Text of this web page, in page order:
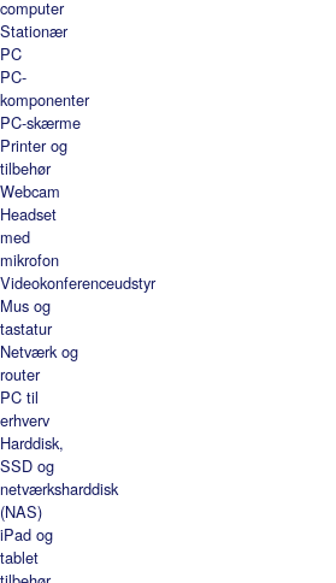
computer
Stationær
PC
PC-
komponenter
PC-skærme
Printer og
tilbehør
Webcam
Headset
med
mikrofon
Videokonferenceudstyr
Mus og
tastatur
Netværk og
router
PC til
erhverv
Harddisk,
SSD og
netværksharddisk
(NAS)
iPad og
tablet